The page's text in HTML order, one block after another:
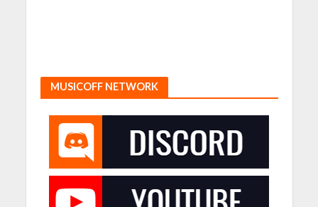
MUSICOFF NETWORK